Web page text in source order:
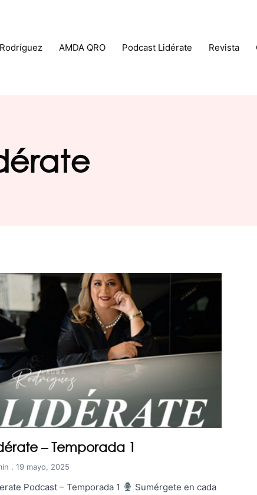
AMDA QRO Podcast Lidérate Revista
– Temporada 1
19 mayo, 2025
Podcast – Temporada 1
Sumérgete en cada